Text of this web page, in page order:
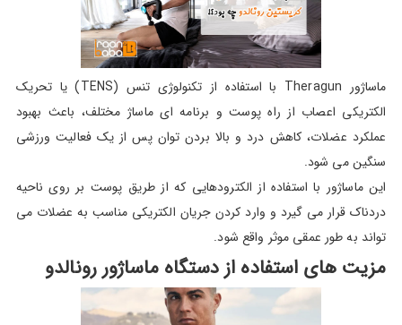
ماساژور Theragun با استفاده از تکنولوژی تنس (TENS) یا تحریک
الکتریکی اعصاب از راه پوست و برنامه ای ماساژ مختلف، باعث بهبود
عملکرد عضلات، کاهش درد و بالا بردن توان پس از یک فعالیت ورزشی
سنگین می شود.
این ماساژور با استفاده از الکترودهایی که از طریق پوست بر روی ناحیه
دردناک قرار می گیرد و وارد کردن جریان الکتریکی مناسب به عضلات می
تواند به طور عمقی موثر واقع شود.
مزیت های استفاده از دستگاه ماساژور رونالدو